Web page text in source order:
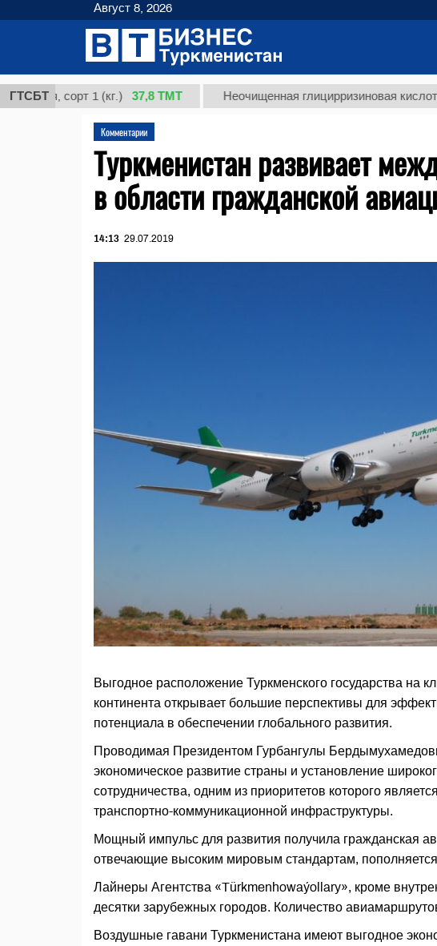
ГТСБТ
сорт 1 (кг.) 37,8 ТМТ Неочищенная глицирризиновая кислота
Комментарии
Туркменистан развивает
в области гражданской
14:13 29.07.2019
Выгодное расположение Туркменского государства на
континента открывает большие перспективы для
потенциала в обеспечении глобального развития.
Проводимая Президентом Гурбангулы
экономическое развитие страны и установление
сотрудничества, одним из приоритетов которого
транспортно-коммуникационной инфраструктуры.
Мощный импульс для развития получила гражданская
отвечающие высоким мировым стандартам,
Лайнеры Агентства «Türkmenhowaýollary», кроме
десятки зарубежных городов. Количество
Воздушные гавани Туркменистана имеют выгодное
Август 8, 2026